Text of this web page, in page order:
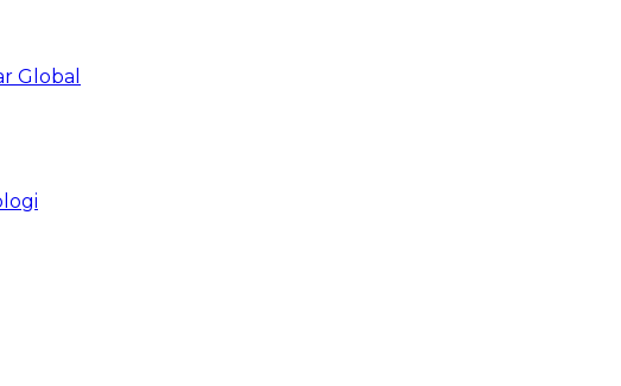
Global